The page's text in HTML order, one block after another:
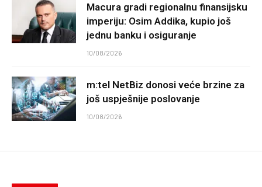
Macura gradi regionalnu finansijsku
imperiju: Osim Addika, kupio još
jednu banku i osiguranje
10/08/2026
m:tel NetBiz donosi veće brzine za
još uspješnije poslovanje
10/08/2026